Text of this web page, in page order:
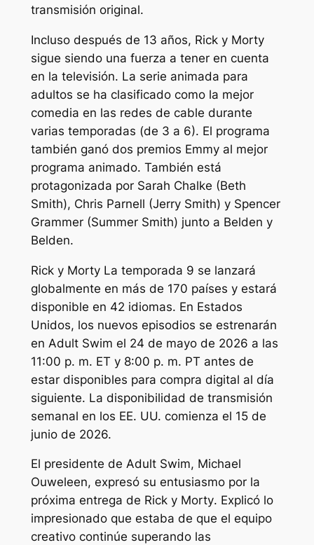
transmisión original.
Incluso después de 13 años, Rick y Morty
sigue siendo una fuerza a tener en cuenta
en la televisión. La serie animada para
adultos se ha clasificado como la mejor
comedia en las redes de cable durante
varias temporadas (de 3 a 6). El programa
también ganó dos premios Emmy al mejor
programa animado. También está
protagonizada por Sarah Chalke (Beth
Smith), Chris Parnell (Jerry Smith) y Spencer
Grammer (Summer Smith) junto a Belden y
Belden.
Rick y MortyLa temporada 9 se lanzará
globalmente en más de 170 países y estará
disponible en 42 idiomas. En Estados
Unidos, los nuevos episodios se estrenarán
en Adult Swim el 24 de mayo de 2026 a las
11:00 p. m. ET y 8:00 p. m. PT antes de
estar disponibles para compra digital al día
siguiente. La disponibilidad de transmisión
semanal en los EE. UU. comienza el 15 de
junio de 2026.
El presidente de Adult Swim, Michael
Ouweleen, expresó su entusiasmo por la
próxima entrega de Rick y Morty. Explicó lo
impresionado que estaba de que el equipo
creativo continúe superando las